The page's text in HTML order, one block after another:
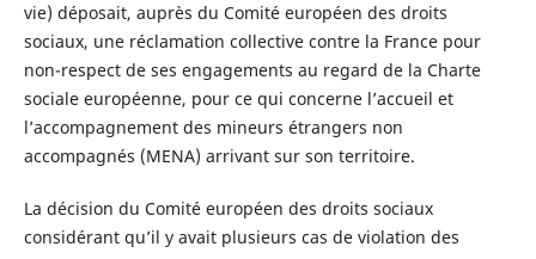
vie) déposait, auprès du Comité européen des droits
sociaux, une réclamation collective contre la France pour
non-respect de ses engagements au regard de la Charte
sociale européenne, pour ce qui concerne l’accueil et
l’accompagnement des mineurs étrangers non
accompagnés (MENA) arrivant sur son territoire.
La décision du Comité européen des droits sociaux
considérant qu’il y avait plusieurs cas de violation des